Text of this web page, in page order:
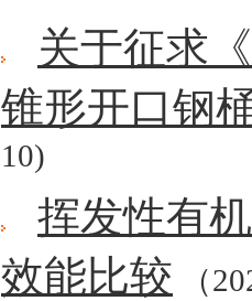
关于征求
锥形开口钢
10)
挥发性有
效能比较 （